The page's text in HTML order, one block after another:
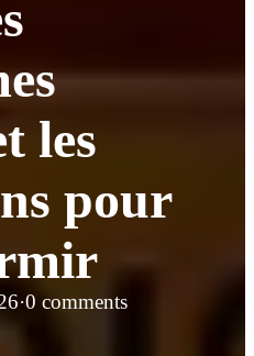
les
pour
·0 comments